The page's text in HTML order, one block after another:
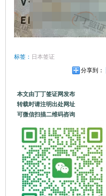
标签： 日本签证
分享到：
本文由丁丁签证网发布
转载时请注明出处网址
可微信扫描二维码咨询